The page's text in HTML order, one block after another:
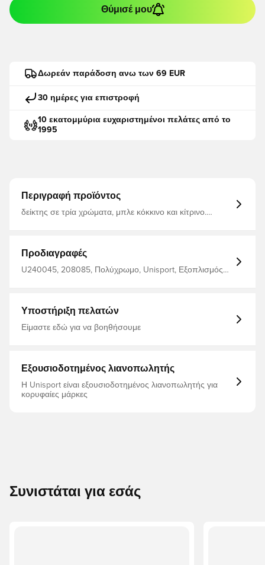
Θύμισέ μου
Δωρεάν παράδοση ανω των 69 EUR
30 ημέρες για επιστροφή
10 εκατομμύρια ευχαριστημένοι πελάτες από το
1995
Περιγραφή προϊόντος
δείκτης σε τρία χρώματα, μπλε κόκκινο και κίτρινο.
Προδιαγραφές
U240045, 208085, Πολύχρωμο, Unisport, Εξοπλισμός
Υποστήριξη πελατών
Είμαστε εδώ για να βοηθήσουμε
Εξουσιοδοτημένος λιανοπωλητής
Η Unisport είναι εξουσιοδοτημένος λιανοπωλητής για
κορυφαίες μάρκες
Συνιστάται για εσάς